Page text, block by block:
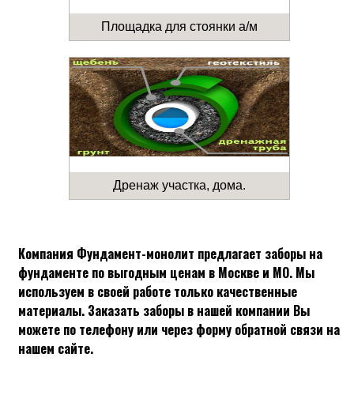
Площадка для стоянки а/м
Дренаж участка, дома.
Компания Фундамент-монолит предлагает заборы на
фундаменте по выгодным ценам в Москве и МО. Мы
используем в своей работе только качественные
материалы. Заказать заборы в нашей компании Вы
можете по телефону или через форму обратной связи на
нашем сайте.